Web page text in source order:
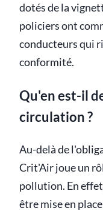
dotés de la
policiers ont
conducteurs qui
conformité.
Qu'en est-il
circulation ?
Au-delà de
Crit'Air joue un
pollution. En
être mise en